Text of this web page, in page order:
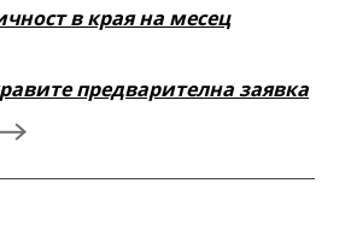
в края на месец
предварителна заявка